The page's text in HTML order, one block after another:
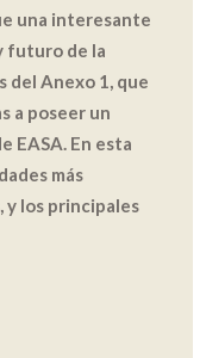
una interesante
futuro de la
del Anexo 1, que
a poseer un
EASA. En esta
más
y los principales